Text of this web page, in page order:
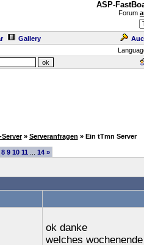
ASP-
Forum
Gallery
Server » Serveranfragen » Ein tTmn Server
8 9 10 11 14 »
ok danke
welches